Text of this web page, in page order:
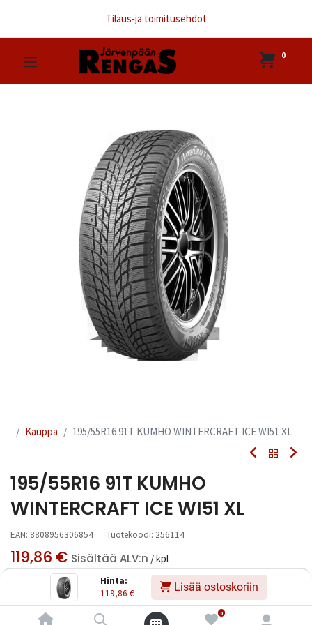
Hinta:
119,86 € Lisää ostoskoriin
0
Tilaus-ja toimitusehdot
0
Kauppa 195/55R16 91T KUMHO WINTERCRAFT ICE WI51 XL
195/55R16 91T KUMHO
WINTERCRAFT ICE WI51 XL
EAN: 8808956306854 Tuotekoodi: 256114
119,86 € Sisältää ALV:n / kpl
Toimittajilla (kotimaa): Saatavilla
Toimitusaika:
3 arkipäivää